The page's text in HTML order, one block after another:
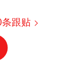
条跟贴